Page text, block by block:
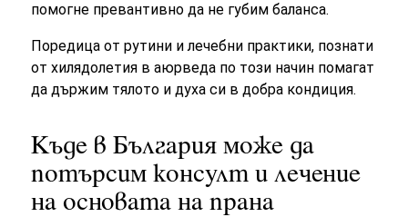
помогне превантивно да не губим баланса.
Поредица от рутини и лечебни практики, познати
от хилядолетия в аюрведа по този начин помагат
да държим тялото и духа си в добра кондиция.
Къде в България може да
потърсим консулт и лечение
на основата на прана